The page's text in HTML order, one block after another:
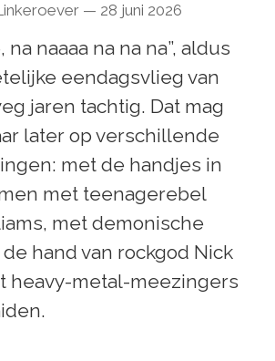
— 28 juni 2026
na naaaa na na na”, aldus
eendagsvlieg van
jaren tachtig. Dat mag
later op verschillende
met de handjes in
met teenagerebel
met demonische
hand van rockgod Nick
heavy-metal-meezingers